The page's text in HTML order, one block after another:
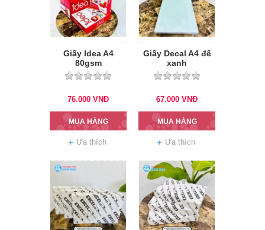
Giấy Idea A4
80gsm
76.000 VNĐ
MUA HÀNG
Ưa thích
Giấy Decal A4 đế
xanh
67.000 VNĐ
MUA HÀNG
Ưa thích